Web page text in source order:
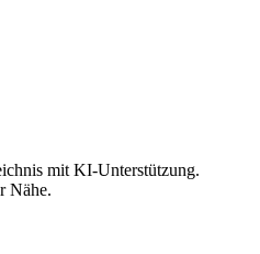
mit KI-Unterstützung.
Nähe.